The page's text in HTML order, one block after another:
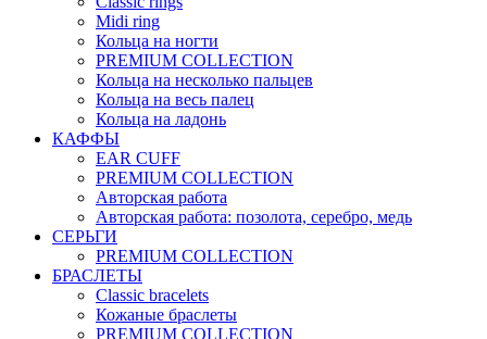
Midi ring
Кольца на ногти
PREMIUM COLLECTION
Кольца на несколько пальцев
Кольца на весь палец
Кольца на ладонь
КАФФЫ
EAR CUFF
PREMIUM COLLECTION
Авторская работа
Авторская работа: позолота, серебро, медь
СЕРЬГИ
PREMIUM COLLECTION
БРАСЛЕТЫ
Classic bracelets
Кожаные браслеты
PREMIUM COLLECTION